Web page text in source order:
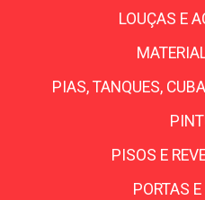
LOUÇAS E
PIAS, TANQUES,
PISOS E
PORTAS